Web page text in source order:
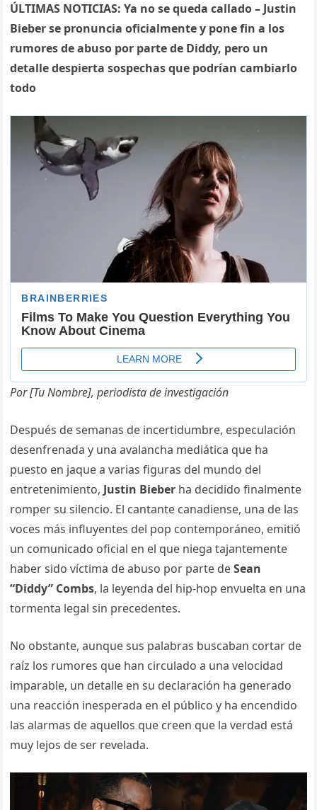
ÚLTIMAS NOTICIAS: Ya no se queda callado – Justin
Bieber se pronuncia oficialmente y pone fin a los
rumores de abuso por parte de Diddy, pero un
detalle despierta sospechas que podrían cambiarlo
todo
Por [Tu Nombre], periodista de investigación
Después de semanas de incertidumbre, especulación
desenfrenada y una avalancha mediática que ha
puesto en jaque a varias figuras del mundo del
entretenimiento, Justin Bieber ha decidido finalmente
romper su silencio. El cantante canadiense, una de las
voces más influyentes del pop contemporáneo, emitió
un comunicado oficial en el que niega tajantemente
haber sido víctima de abuso por parte deSean
“Diddy” Combs, la leyenda del hip-hop envuelta en una
tormenta legal sin precedentes.
No obstante, aunque sus palabras buscaban cortar de
raíz los rumores que han circulado a una velocidad
imparable, un detalle en su declaración ha generado
una reacción inesperada en el público y ha encendido
las alarmas de aquellos que creen que la verdad está
muy lejos de ser revelada.